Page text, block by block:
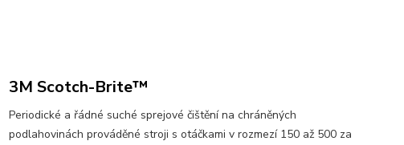
3M Scotch-Brite™
Periodické a řádné suché sprejové čištění na chráněných
podlahovinách prováděné stroji s otáčkami v rozmezí 150 až 500 za